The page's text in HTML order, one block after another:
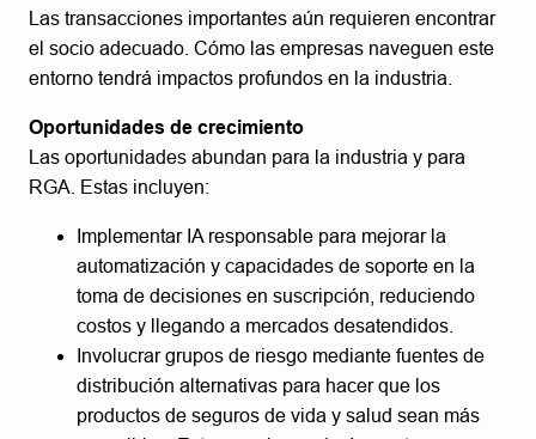
Las transacciones importantes aún requieren encontrar
el socio adecuado. Cómo las empresas naveguen este
entorno tendrá impactos profundos en la industria.
Oportunidades de crecimiento
Las oportunidades abundan para la industria y para
RGA. Estas incluyen:
Implementar IA responsable para mejorar la
automatización y capacidades de soporte en la
toma de decisiones en suscripción, reduciendo
costos y llegando a mercados desatendidos.
Involucrar grupos de riesgo mediante fuentes de
distribución alternativas para hacer que los
productos de seguros de vida y salud sean más